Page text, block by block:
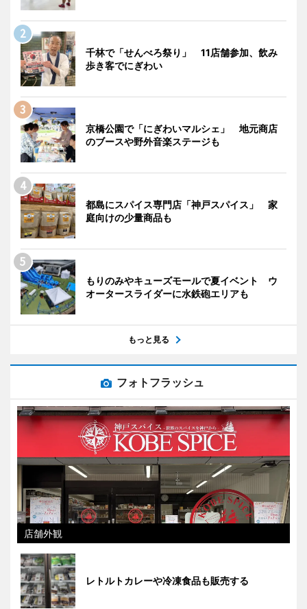
千林で「せんべろ祭り」 11店舗参加、飲み
歩き客でにぎわい
京橋公園で「にぎわいマルシェ」 地元商店
のブースや野外音楽ステージも
都島にスパイス専門店「神戸スパイス」 家
庭向けの少量商品も
もりのみやキューズモールで夏イベント ウ
オータースライダーに水鉄砲エリアも
もっと見る
フォトフラッシュ
店舗外観
レトルトカレーや冷凍食品も販売する